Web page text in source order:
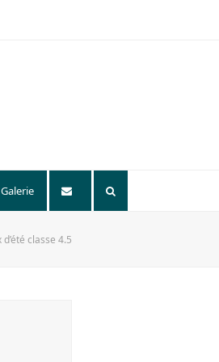
Galerie
classe 4.5